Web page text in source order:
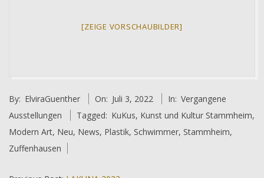
[ZEIGE VORSCHAUBILDER]
07-
03
By: ElviraGuenther On: Juli 3, 2022 In: Vergangene
Ausstellungen
Tagged: KuKus, Kunst und Kultur Stammheim,
Modern Art, Neu, News, Plastik, Schwimmer, Stammheim,
Zuffenhausen